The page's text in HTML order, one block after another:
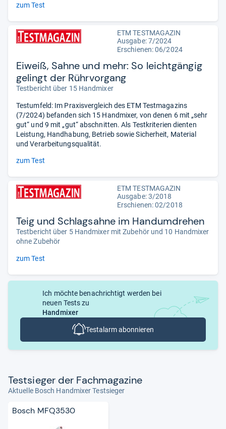
zum Test
ETM TESTMAGAZIN
Ausgabe: 7/2024
Erschienen: 06/2024
Eiweiß, Sahne und mehr: So leichtgängig
gelingt der Rührvorgang
Testbericht über 15 Handmixer
Testumfeld: Im Praxisvergleich des ETM Testmagazins
(7/2024) befanden sich 15 Handmixer, von denen 6 mit „sehr
gut“ und 9 mit „gut“ abschnitten. Als Testkriterien dienten
Leistung, Handhabung, Betrieb sowie Sicherheit, Material
und Verarbeitungsqualität.
zum Test
ETM TESTMAGAZIN
Ausgabe: 3/2018
Erschienen: 02/2018
Teig und Schlagsahne im Handumdrehen
Testbericht über 5 Handmixer mit Zubehör und 10 Handmixer
ohne Zubehör
zum Test
Ich möchte benachrichtigt werden bei
neuen Tests zu
Handmixer
Testalarm abonnieren
Test­sie­ger der Fach­ma­ga­zine
Aktuelle Bosch Handmixer Testsieger
Bosch MFQ3530